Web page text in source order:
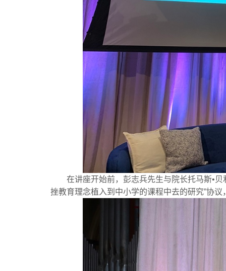
在讲座开始前，彭志兵先生与院长托马斯•
挫教育理念植入到中小学的课程中去的研究”协